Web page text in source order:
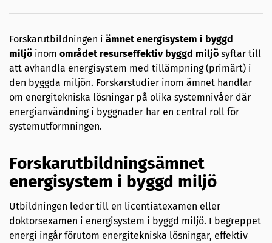
Forskarutbildningen i ämnet energisystem i byggd
miljö inom området resurseffektiv byggd miljö syftar till
att avhandla energisystem med tillämpning (primärt) i
den byggda miljön. Forskarstudier inom ämnet handlar
om energitekniska lösningar på olika systemnivåer där
energianvändning i byggnader har en central roll för
systemutformningen.
Forskarutbildningsämnet
energisystem i byggd miljö
Utbildningen leder till en licentiatexamen eller
doktorsexamen i energisystem i byggd miljö. I begreppet
energi ingår förutom energitekniska lösningar, effektiv